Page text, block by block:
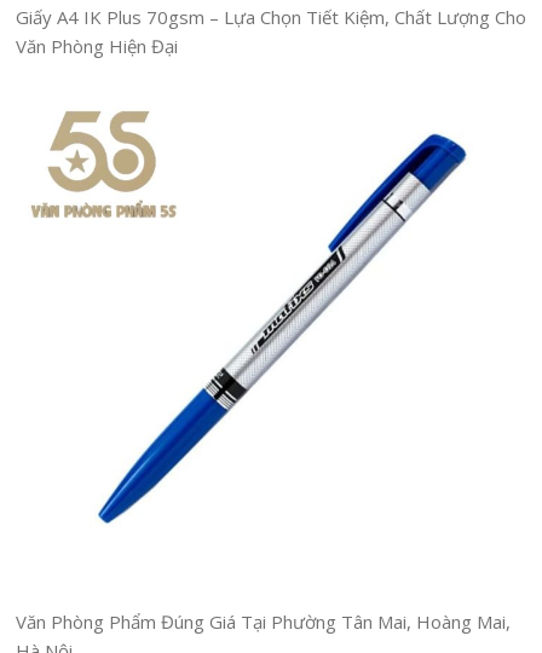
Giấy A4 IK Plus 70gsm – Lựa Chọn Tiết Kiệm, Chất Lượng Cho
Văn Phòng Hiện Đại
Văn Phòng Phẩm Đúng Giá Tại Phường Tân Mai, Hoàng Mai,